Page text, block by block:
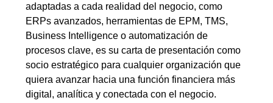
adaptadas a cada realidad del negocio, como
ERPs avanzados, herramientas de EPM, TMS,
Business Intelligence o automatización de
procesos clave, es su carta de presentación como
socio estratégico para cualquier organización que
quiera avanzar hacia una función financiera más
digital, analítica y conectada con el negocio.